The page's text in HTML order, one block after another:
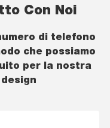
Con Noi
di telefono
che possiamo
per la nostra